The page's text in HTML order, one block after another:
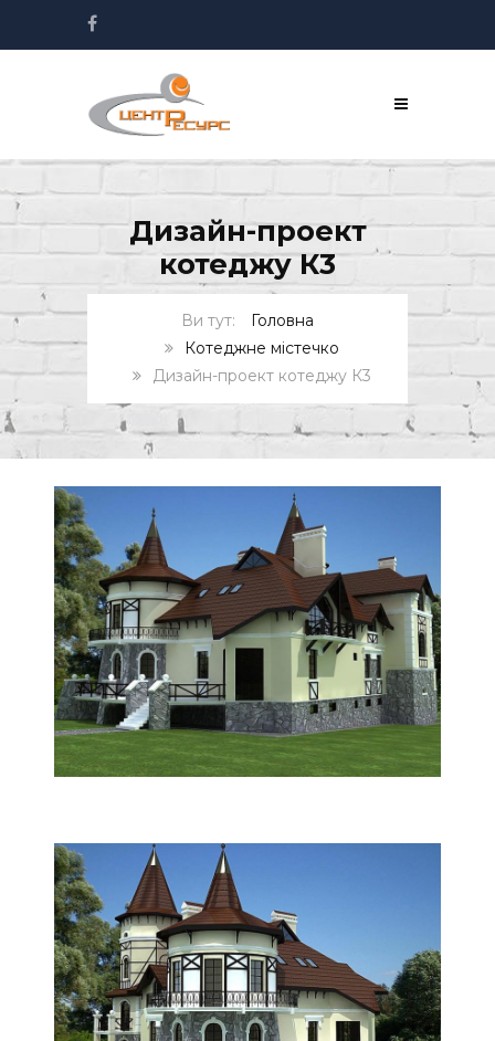
Дизайн-проект
котеджу К3
Головна
Котеджне містечко
Дизайн-проект котеджу К3